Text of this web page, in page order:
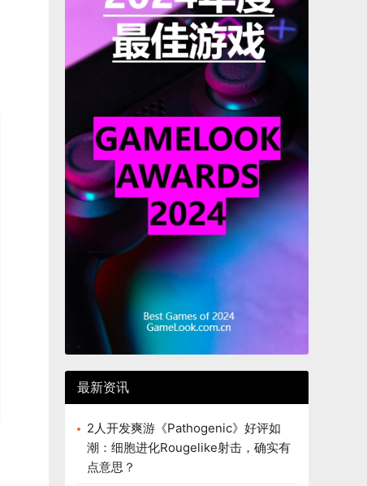
最新资讯
2人开发爽游《Pathogenic》好评如
潮：细胞进化Rougelike射击，确实有
点意思？